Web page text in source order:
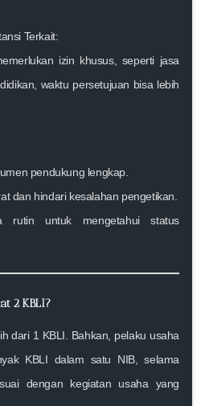
Terkait:
izin khusus, seperti jasa
waktu persetujuan bisa lebih
pendukung lengkap.
dan hindari kesalahan pengetikan.
rutin untuk mengetahui status
2 KBLI?
dari 1 KBLI. Bahkan, pelaku usaha
KBLI dalam satu NIB, selama
dengan kegiatan usaha yang